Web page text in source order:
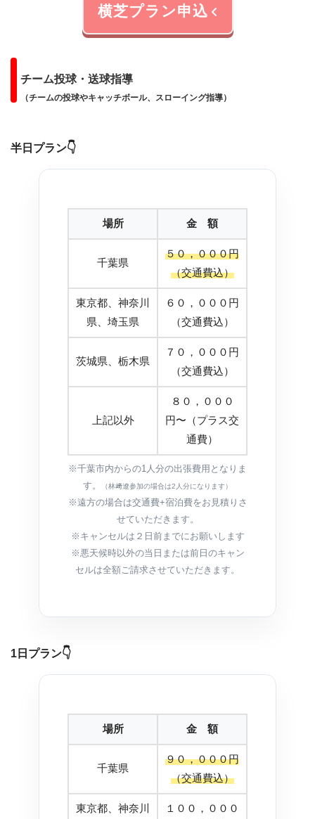
横芝プラン申込
チーム投球・送球指導
（チームの投球やキャッチボール、スローイング指導）
半日プラン👇
場所 金 額
千葉県
５０，０００円
（交通費込）
東京都、神奈川
県、埼玉県
６０，０００円
（交通費込）
茨城県、栃木県
７０，０００円
（交通費込）
上記以外
８０，０００
円〜（プラス交
通費）
※千葉市内からの1人分の出張費用となりま
す。
（林﨑遼参加の場合は2人分になります）
※遠方の場合は交通費+宿泊費をお見積りさ
せていただきます。
※キャンセルは２日前までにお願いします
※悪天候時以外の当日または前日のキャン
セルは全額ご請求させていただきます。
1日プラン👇
場所 金 額
千葉県
９０，０００円
（交通費込）
東京都、神奈川
１００，０００